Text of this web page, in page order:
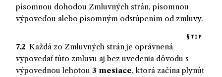
písomnou dohodou Zmluvných strán, písomnou
výpoveďou alebo písomným odstúpením od zmluvy.
TIP
7.2 Každá zo Zmluvných strán je oprávnená
vypovedať túto zmluvu aj bez uvedenia dôvodu s
výpovednou lehotou 3 mesiace, ktorá začína plynúť